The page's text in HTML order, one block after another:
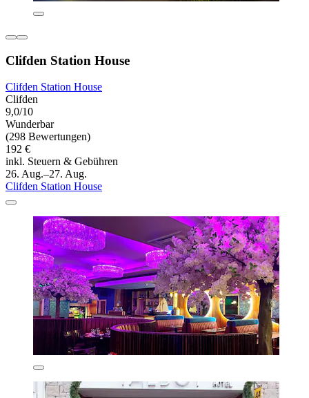
Clifden Station House
Clifden Station House
Clifden
9,0/10
Wunderbar
(298 Bewertungen)
192 €
inkl. Steuern & Gebühren
26. Aug.–27. Aug.
Clifden Station House